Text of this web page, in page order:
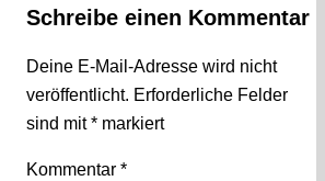
Schreibe einen Kommentar
Deine E-Mail-Adresse wird nicht
veröffentlicht. Erforderliche Felder
sind mit* markiert
Kommentar *